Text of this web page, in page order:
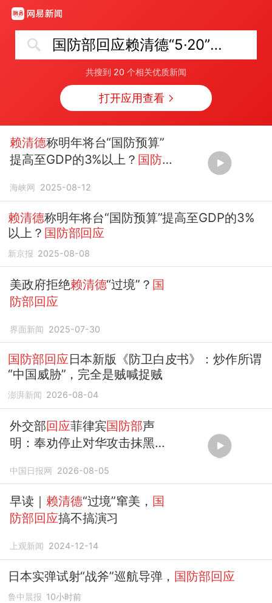
国防部回应赖清德“5·20”讲话
共搜到 20 个相关优质新闻
打开应用查看
赖清德称明年将台“国防预算”
提高至GDP的3%以上？ 国防
海峡网 2025-08-12
赖清德称明年将台“国防预算”提高至GDP的3%
以上？ 国防部回应
新京报 2025-08-08
美政府拒绝赖清德“过境”？ 国
防部回应
界面新闻 2025-07-30
国防部回应日本新版《防卫白皮书》：炒作所谓
“中国威胁”，完全是贼喊捉贼
澎湃新闻 2026-08-04
外交部回应菲律宾国防部声
明：奉劝停止对华攻击抹黑，
中国日报网 2026-08-05
早读｜赖清德“过境”窜美， 国
防部回应搞不搞演习
上观新闻 2024-12-14
日本实弹试射“战斧”巡航导弹， 国防部回应
鲁中晨报 10小时前